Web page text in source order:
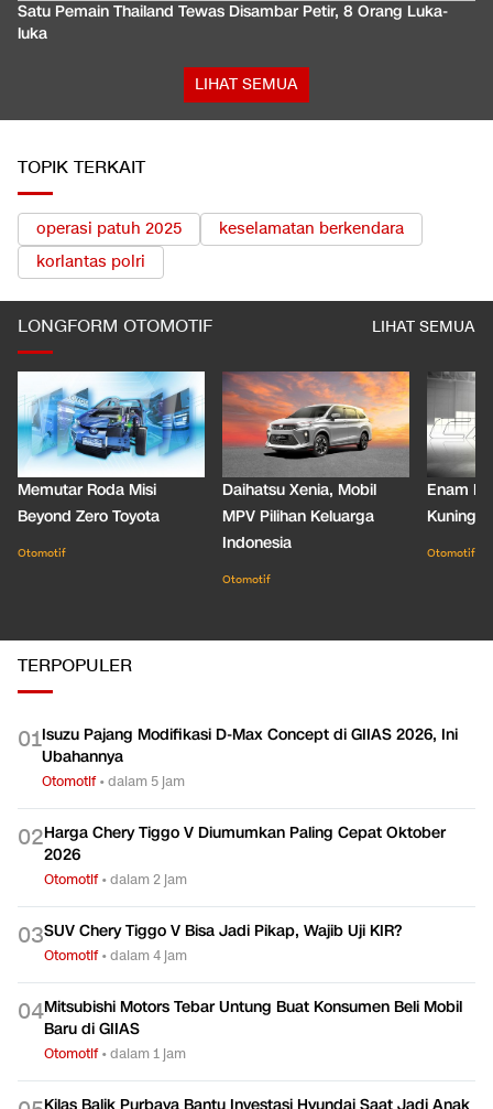
Satu Pemain Thailand Tewas Disambar Petir, 8 Orang Luka-
luka
LIHAT SEMUA
TOPIK TERKAIT
operasi patuh 2025
keselamatan berkendara
korlantas polri
LONGFORM OTOMOTIF LIHAT SEMUA
Memutar Roda Misi
Beyond Zero Toyota
Otomotif
Daihatsu Xenia, Mobil
MPV Pilihan Keluarga
Indonesia
Otomotif
Enam
Kuning
Otomotif
TERPOPULER
01Isuzu Pajang Modifikasi D-Max Concept di GIIAS 2026, Ini
Ubahannya
Otomotif•dalam 5 jam
02Harga Chery Tiggo V Diumumkan Paling Cepat Oktober
2026
Otomotif•dalam 2 jam
03SUV Chery Tiggo V Bisa Jadi Pikap, Wajib Uji KIR?
Otomotif•dalam 4 jam
04Mitsubishi Motors Tebar Untung Buat Konsumen Beli Mobil
Baru di GIIAS
Otomotif•dalam 1 jam